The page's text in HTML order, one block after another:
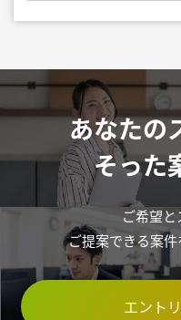
あなたの
そった
ご希望
ご提案できる案件
エント